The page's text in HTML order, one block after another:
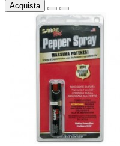
Acquista